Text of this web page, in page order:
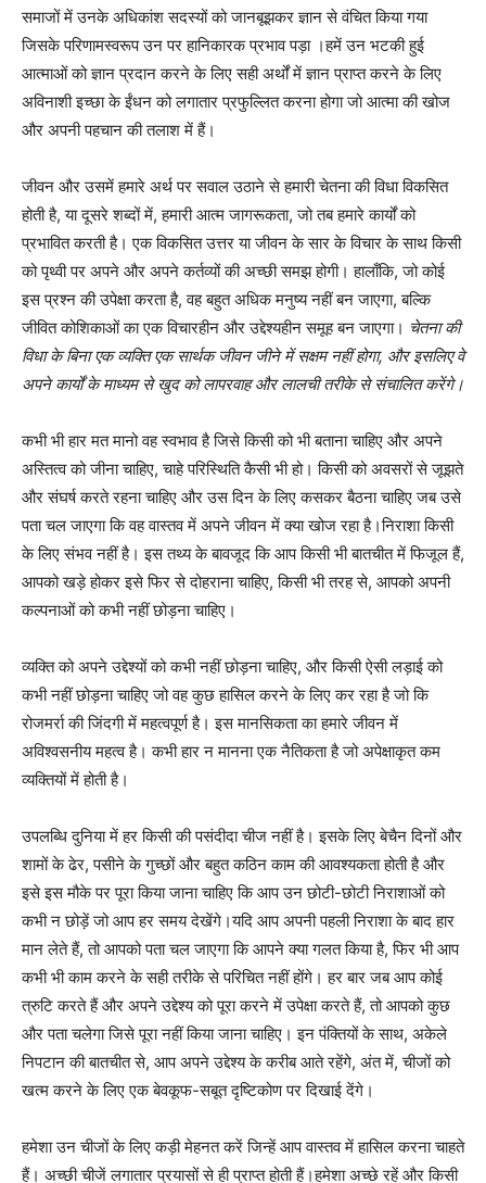
समाजों में उनके अधिकांश सदस्यों को जानबूझकर ज्ञान से वंचित किया गया
जिसके परिणामस्वरूप उन पर हानिकारक प्रभाव पड़ा ।हमें उन भटकी हुई
आत्माओं को ज्ञान प्रदान करने के लिए सही अर्थों में ज्ञान प्राप्त करने के लिए
अविनाशी इच्छा के ईंधन को लगातार प्रफुल्लित करना होगा जो आत्मा की खोज
और अपनी पहचान की तलाश में हैं।
जीवन और उसमें हमारे अर्थ पर सवाल उठाने से हमारी चेतना की विधा विकसित
होती है, या दूसरे शब्दों में, हमारी आत्म जागरूकता, जो तब हमारे कार्यों को
प्रभावित करती है। एक विकसित उत्तर या जीवन के सार के विचार के साथ किसी
को पृथ्वी पर अपने और अपने कर्तव्यों की अच्छी समझ होगी। हालाँकि, जो कोई
इस प्रश्न की उपेक्षा करता है, वह बहुत अधिक मनुष्य नहीं बन जाएगा, बल्कि
जीवित कोशिकाओं का एक विचारहीन और उद्देश्यहीन समूह बन जाएगा। चेतना की
विधा के बिना एक व्यक्ति एक सार्थक जीवन जीने में सक्षम नहीं होगा, और इसलिए वे
अपने कार्यों के माध्यम से खुद को लापरवाह और लालची तरीके से संचालित करेंगे।
कभी भी हार मत मानो वह स्वभाव है जिसे किसी को भी बताना चाहिए और अपने
अस्तित्व को जीना चाहिए, चाहे परिस्थिति कैसी भी हो। किसी को अवसरों से जूझते
और संघर्ष करते रहना चाहिए और उस दिन के लिए कसकर बैठना चाहिए जब उसे
पता चल जाएगा कि वह वास्तव में अपने जीवन में क्या खोज रहा है।निराशा किसी
के लिए संभव नहीं है। इस तथ्य के बावजूद कि आप किसी भी बातचीत में फिजूल हैं,
आपको खड़े होकर इसे फिर से दोहराना चाहिए, किसी भी तरह से, आपको अपनी
कल्पनाओं को कभी नहीं छोड़ना चाहिए।
व्यक्ति को अपने उद्देश्यों को कभी नहीं छोड़ना चाहिए, और किसी ऐसी लड़ाई को
कभी नहीं छोड़ना चाहिए जो वह कुछ हासिल करने के लिए कर रहा है जो कि
रोजमर्रा की जिंदगी में महत्वपूर्ण है। इस मानसिकता का हमारे जीवन में
अविश्वसनीय महत्व है। कभी हार न मानना ​​एक नैतिकता है जो अपेक्षाकृत कम
व्यक्तियों में होती है।
उपलब्धि दुनिया में हर किसी की पसंदीदा चीज नहीं है। इसके लिए बेचैन दिनों और
शामों के ढेर, पसीने के गुच्छों और बहुत कठिन काम की आवश्यकता होती है और
इसे इस मौके पर पूरा किया जाना चाहिए कि आप उन छोटी-छोटी निराशाओं को
कभी न छोड़ें जो आप हर समय देखेंगे।यदि आप अपनी पहली निराशा के बाद हार
मान लेते हैं, तो आपको पता चल जाएगा कि आपने क्या गलत किया है, फिर भी आप
कभी भी काम करने के सही तरीके से परिचित नहीं होंगे। हर बार जब आप कोई
त्रुटि करते हैं और अपने उद्देश्य को पूरा करने में उपेक्षा करते हैं, तो आपको कुछ
और पता चलेगा जिसे पूरा नहीं किया जाना चाहिए। इन पंक्तियों के साथ, अकेले
निपटान की बातचीत से, आप अपने उद्देश्य के करीब आते रहेंगे, अंत में, चीजों को
खत्म करने के लिए एक बेवकूफ-सबूत दृष्टिकोण पर दिखाई देंगे।
हमेशा उन चीजों के लिए कड़ी मेहनत करें जिन्हें आप वास्तव में हासिल करना चाहते
हैं। अच्छी चीजें लगातार प्रयासों से ही प्राप्त होती हैं।हमेशा अच्छे रहें और किसी